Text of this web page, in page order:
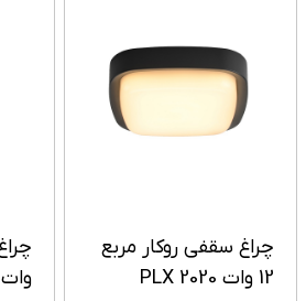
چراغ سقفی روکار مربع
12 وات PLX 2020
وات PLX 2021